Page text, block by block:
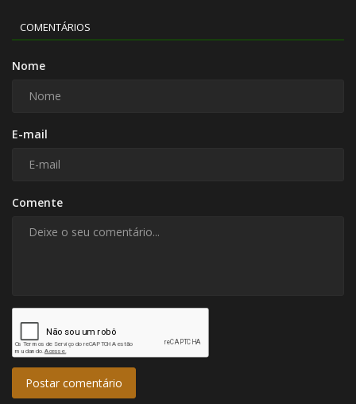
COMENTÁRIOS
Nome
E-mail
Comente
Postar comentário